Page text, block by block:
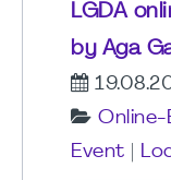
LGDA
by Aga
Online-
Event